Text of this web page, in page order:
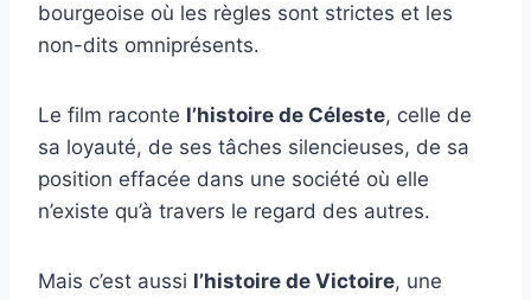
bourgeoise où les règles sont strictes et les
non-dits omniprésents.
Le film raconte l’histoire de Céleste, celle de
sa loyauté, de ses tâches silencieuses, de sa
position effacée dans une société où elle
n’existe qu’à travers le regard des autres.
Mais c’est aussi l’histoire de Victoire, une